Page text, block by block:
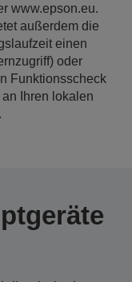
www.epson.eu.
außerdem die
einen
oder
Funktionsscheck
Ihren lokalen